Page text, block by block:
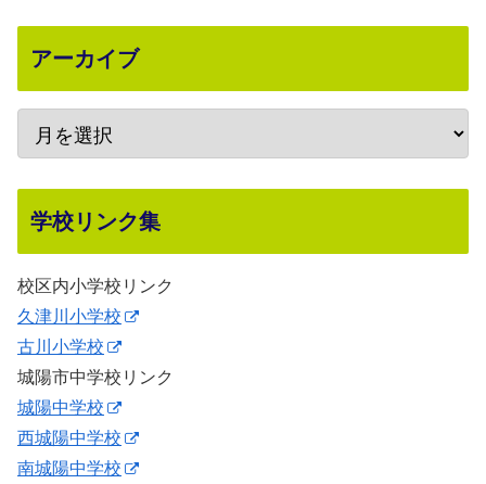
アーカイブ
学校リンク集
校区内小学校リンク
久津川小学校
古川小学校
城陽市中学校リンク
城陽中学校
西城陽中学校
南城陽中学校